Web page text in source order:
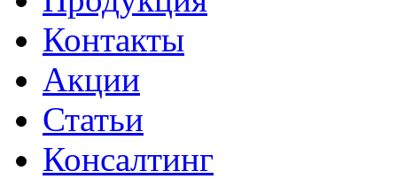
Контакты
Акции
Статьи
Консалтинг